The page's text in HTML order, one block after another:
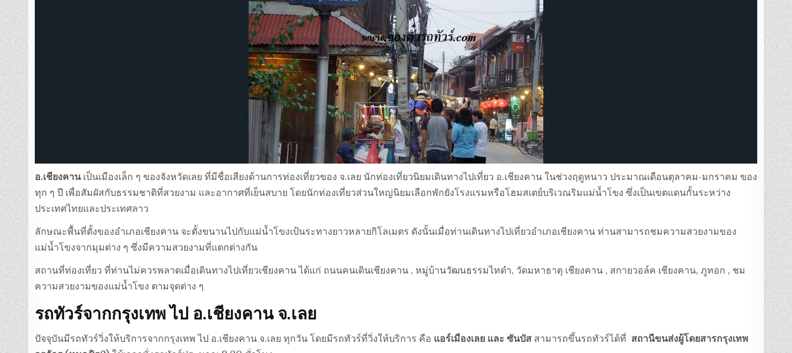
อ.เชียงคานเป็นเมืองเล็ก ๆ ของจังหวัดเลย ที่มีชื่อเสียงด้านการท่องเที่ยวของ จ.เลย นักท่องเที่ยวนิยมเดินทางไปเที่ยว อ.เชียงคาน ในช่วงฤดูหนาว ประมาณเดือนตุลาคม-มกราคม ของ
ทุก ๆ ปี เพื่อสัมผัสกับธรรมชาติที่สวยงาม และอากาศที่เย็นสบาย โดยนักท่องเที่ยวส่วนใหญ่นิยมเลือกพักยังโรงแรมหรือโฮมสเตย์บริเวณริมแม่น้ำโขง ซึ่งเป็นเขตแดนกั้นระหว่าง
ประเทศไทยและประเทศลาว
ลักษณะพื้นที่ตั้งของอำเภอเชียงคาน จะตั้งขนานไปกับแม่น้ำโขงเป้นระทางยาวหลายกิโลเมตร ดังนั้นเมื่อท่านเดินทางไปเที่ยวอำเภอเชียงคาน ท่านสามารถชมความสวยงามของ
แม่น้ำโขงจากมุมต่าง ๆ ซึ่งมีความสวยงามที่แตกต่างกัน
สถานที่ท่องเที่ยว ที่ท่านไม่ควรพลาดเมื่อเดินทางไปเที่ยวเชียงคาน ได้แก่ ถนนคนเดินเชียงคาน , หมู่บ้านวัฒนธรรมไทดำ, วัดมหาธาตุ เชียงคาน , สกายวอล์ค เชียงคาน, ภูทอก , ชม
ความสวยงามของแม่น้ำโขง ตามจุดต่าง ๆ
รถทัวร์จากกรุงเทพ ไป อ.เชียงคาน จ.เลย
ปัจจุบันมีรถทัวร์วิ่งให้บริการจากกรุงเทพ ไป อ.เชียงคาน จ.เลย ทุกวัน โดยมีรถทัวร์ที่วิ่งให้บริการ คือ แอร์เมืองเลย และ ซันบัส สามารถขึ้นรถทัวร์ได้ที่ สถานีขนส่งผู้โดยสารกรุงเทพ